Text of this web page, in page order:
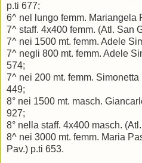
p.ti 677;
6^ nel lungo femm. Mariangela
7^ staff. 4x400 femm. (Atl. San
7^ nei 1500 mt. femm. Adele
7^ negli 800 mt. femm. Adele
574;
7^ nei 200 mt. femm.
449;
8° nei 1500 mt. masch.
927;
8° nella staff. 4x400 masch.
8^ nei 3000 mt. femm. Maria
Pav.) p.ti 653.